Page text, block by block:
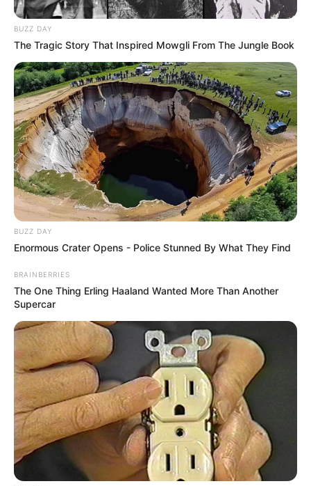
BUZZ DAY
The Tragic Story That Inspired Mowgli From The Jungle Book
BUZZ DAY
Enormous Crater Opens - Police Stunned By What They Find
BRAINBERRIES
The One Thing Erling Haaland Wanted More Than Another
Supercar